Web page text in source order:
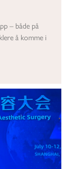
– både på
å komme i